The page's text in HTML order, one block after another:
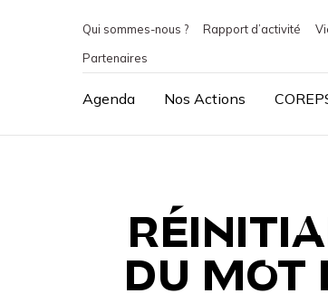
Qui sommes-nous ? Rapport d’activité
Partenaires
Agenda Nos Actions
DU MOT